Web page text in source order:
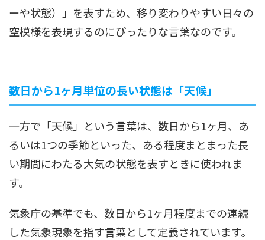
ーや状態）」を表すため、移り変わりやすい日々の
空模様を表現するのにぴったりな言葉なのです。
数日から1ヶ月単位の長い状態は「天候」
一方で「天候」という言葉は、数日から1ヶ月、あ
るいは1つの季節といった、ある程度まとまった長
い期間にわたる大気の状態を表すときに使われま
す。
気象庁の基準でも、数日から1ヶ月程度までの連続
した気象現象を指す言葉として定義されています。